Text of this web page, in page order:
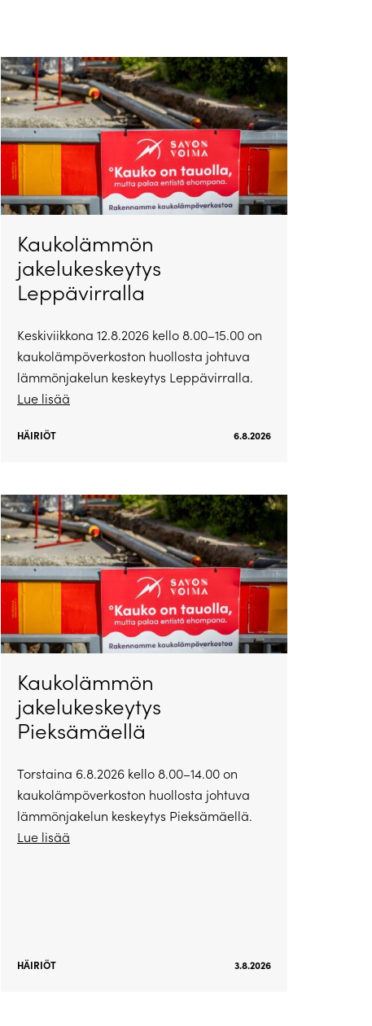
Kaukolämmön
jakelukeskeytys
Leppävirralla
Keskiviikkona 12.8.2026 kello 8.00–15.00 on
kaukolämpöverkoston huollosta johtuva
lämmönjakelun keskeytys Leppävirralla.
Lue lisää
HÄIRIÖT 6.8.2026
Kaukolämmön
jakelukeskeytys
Pieksämäellä
Torstaina 6.8.2026 kello 8.00–14.00 on
kaukolämpöverkoston huollosta johtuva
lämmönjakelun keskeytys Pieksämäellä.
Lue lisää
HÄIRIÖT 3.8.2026